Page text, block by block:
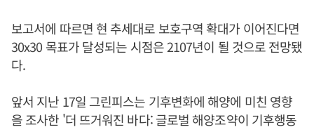
보고서에 따르면 현 추세대로 보호구역 확대가 이어진다면
30x30 목표가 달성되는 시점은 2107년이 될 것으로 전망됐
다.
앞서 지난 17일 그린피스는 기후변화에 해양에 미친 영향
을 조사한 '더 뜨거워진 바다: 글로벌 해양조약이 기후행동